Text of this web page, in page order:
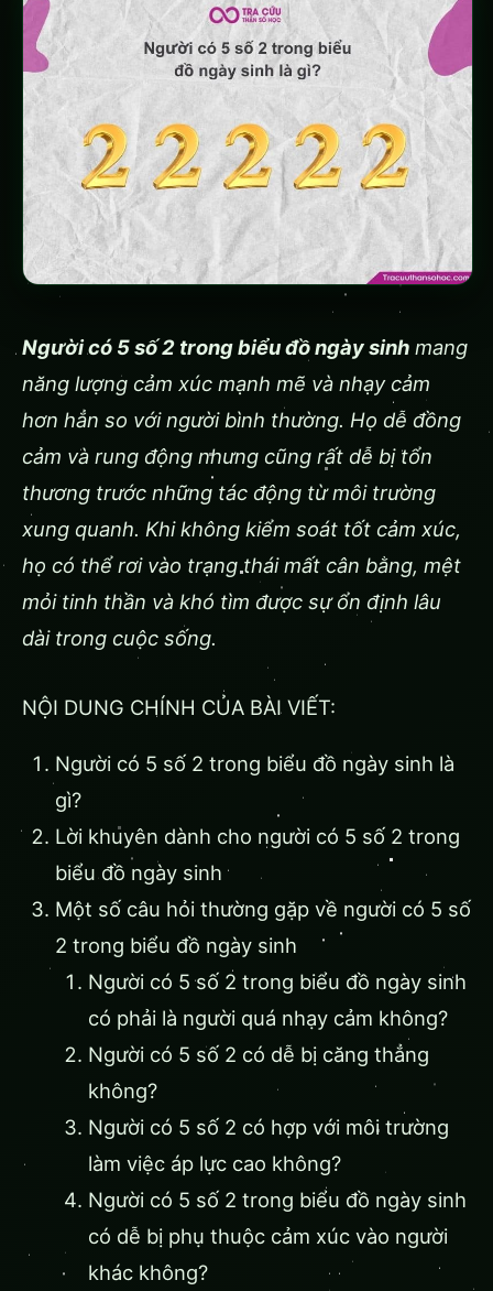
Người có 5 số 2 trong biểu đồ ngày sinh mang
năng lượng cảm xúc mạnh mẽ và nhạy cảm
hơn hẳn so với người bình thường. Họ dễ đồng
cảm và rung động nhưng cũng rất dễ bị tổn
thương trước những tác động từ môi trường
xung quanh. Khi không kiểm soát tốt cảm xúc,
họ có thể rơi vào trạng thái mất cân bằng, mệt
mỏi tinh thần và khó tìm được sự ổn định lâu
dài trong cuộc sống.
NỘI DUNG CHÍNH CỦA BÀI VIẾT:
Người có 5 số 2 trong biểu đồ ngày sinh là
gì?
Lời khuyên dành cho người có 5 số 2 trong
biểu đồ ngày sinh
Một số câu hỏi thường gặp về người có 5 số
2 trong biểu đồ ngày sinh
Người có 5 số 2 trong biểu đồ ngày sinh
có phải là người quá nhạy cảm không?
Người có 5 số 2 có dễ bị căng thẳng
không?
Người có 5 số 2 có hợp với môi trường
làm việc áp lực cao không?
Người có 5 số 2 trong biểu đồ ngày sinh
có dễ bị phụ thuộc cảm xúc vào người
khác không?